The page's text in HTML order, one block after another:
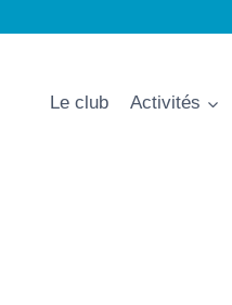
Le club Activités